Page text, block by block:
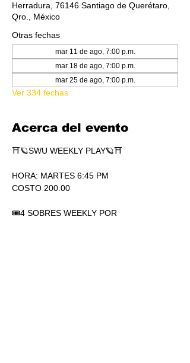
Herradura, 76146 Santiago de Querétaro,
Qro., México
Otras fechas
mar 11 de ago, 7:00 p.m.
mar 18 de ago, 7:00 p.m.
mar 25 de ago, 7:00 p.m.
Ver 334 fechas
Acerca del evento
⛩🪐SWU WEEKLY PLAY🪐⛩
HORA: MARTES 6:45 PM
COSTO 200.00
🎟4 SOBRES WEEKLY POR